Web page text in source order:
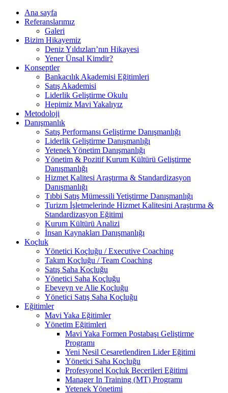
Ana sayfa
Referanslarımız
Galeri
Bizim Hikayemiz
Deniz Yıldızları’nın Hikayesi
Yener Ünsal Kimdir?
Konseptler
Bankacılık Akademisi Eğitimleri
Satış Akademisi
Liderlik Geliştirme Okulu
Hepimiz Mavi Yakalıyız
Metodoloji
Danışmanlık
Satış Performansı Geliştirme Danışmanlığı
Liderlik Geliştirme Danışmanlığı
Yetenek Yönetim Danışmanlığı
Yönetim & Pozitif Kurum Kültürü Geliştirme
Danışmanlığı
Hizmet Kalitesi Araştırma & Standardizasyon
Danışmanlığı
Tıbbi Satış Mümessili Yetiştirme Danışmanlığı
Turizm İşletmelerinde Hizmet Kalitesini Araştırma &
Standardizasyon Eğitimi
Kurum Kültürü Analizi
İnsan Kaynakları Danışmanlığı
Koçluk
Yönetici Koçluğu / Executive Coaching
Takım Koçluğu / Team Coaching
Satış Saha Koçluğu
Yönetici Saha Koçluğu
Ebeveyn ve Alie Koçluğu
Yönetici Satış Saha Koçluğu
Eğitimler
Mavi Yaka Eğitimler
Yönetim Eğitimleri
Mavi Yaka Formen Postabaşı Geliştirme
Programı
Yeni Nesil Cesaretlendiren Lider Eğitimi
Yönetici Saha Koçluğu
Profesyonel Koçluk Becerileri Eğitimi
Manager In Training (MT) Programı
Yetenek Yönetimi